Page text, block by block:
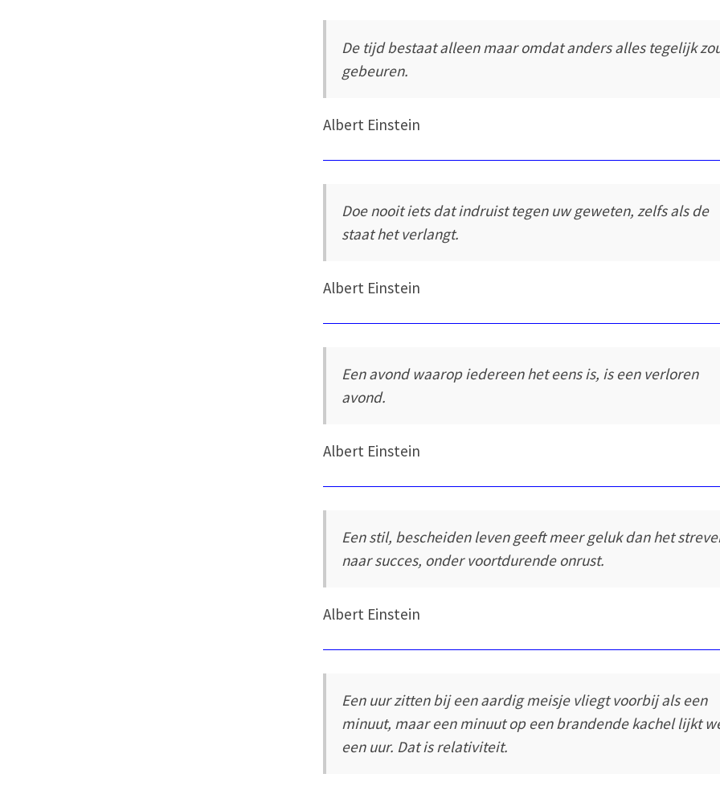
De tijd bestaat alleen maar omdat anders alles tegelijk
gebeuren.
Albert Einstein
Doe nooit iets dat indruist tegen uw geweten, zelfs als de
staat het verlangt.
Albert Einstein
Een avond waarop iedereen het eens is, is een verloren
avond.
Albert Einstein
Een stil, bescheiden leven geeft meer geluk dan het
naar succes, onder voortdurende onrust.
Albert Einstein
Een uur zitten bij een aardig meisje vliegt voorbij als een
minuut, maar een minuut op een brandende kachel lijkt
een uur. Dat is relativiteit.